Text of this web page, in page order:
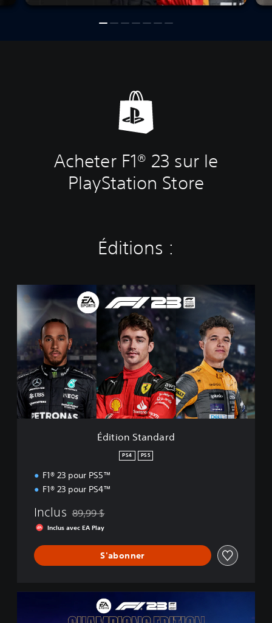
Acheter F1® 23 sur le
PlayStation Store
Éditions :
É
d
i
o
n
S
t
a
n
d
Édition Standard
PS4 PS5
F1® 23 pour PS5™
F1® 23 pour PS4™
Inclus Remise par rapport au prix d'origine de 89,99 $
89,99 $
Inclus avec EA Play
S'abonner